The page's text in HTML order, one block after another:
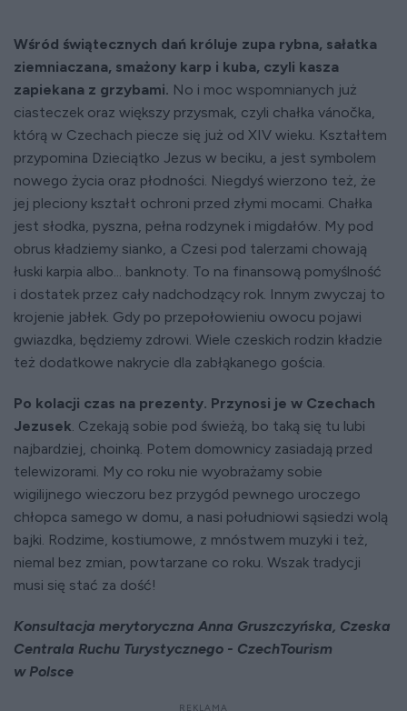
Wśród świątecznych dań króluje zupa rybna, sałatka
ziemniaczana, smażony karp i kuba, czyli kasza
zapiekana z grzybami. No i moc wspomnianych już
ciasteczek oraz większy przysmak, czyli chałka vánočka,
którą w Czechach piecze się już od XIV wieku. Kształtem
przypomina Dzieciątko Jezus w beciku, a jest symbolem
nowego życia oraz płodności. Niegdyś wierzono też, że
jej pleciony kształt ochroni przed złymi mocami. Chałka
jest słodka, pyszna, pełna rodzynek i migdałów. My pod
obrus kładziemy sianko, a Czesi pod talerzami chowają
łuski karpia albo... banknoty. To na finansową pomyślność
i dostatek przez cały nadchodzący rok. Innym zwyczaj to
krojenie jabłek. Gdy po przepołowieniu owocu pojawi
gwiazdka, będziemy zdrowi. Wiele czeskich rodzin kładzie
też dodatkowe nakrycie dla zabłąkanego gościa.
Po kolacji czas na prezenty. Przynosi je w Czechach
Jezusek . Czekają sobie pod świeżą, bo taką się tu lubi
najbardziej, choinką. Potem domownicy zasiadają przed
telewizorami. My co roku nie wyobrażamy sobie
wigilijnego wieczoru bez przygód pewnego uroczego
chłopca samego w domu, a nasi południowi sąsiedzi wolą
bajki. Rodzime, kostiumowe, z mnóstwem muzyki i też,
niemal bez zmian, powtarzane co roku. Wszak tradycji
musi się stać za dość!
Konsultacja merytoryczna Anna Gruszczyńska, Czeska
Centrala Ruchu Turystycznego - CzechTourism
w Polsce